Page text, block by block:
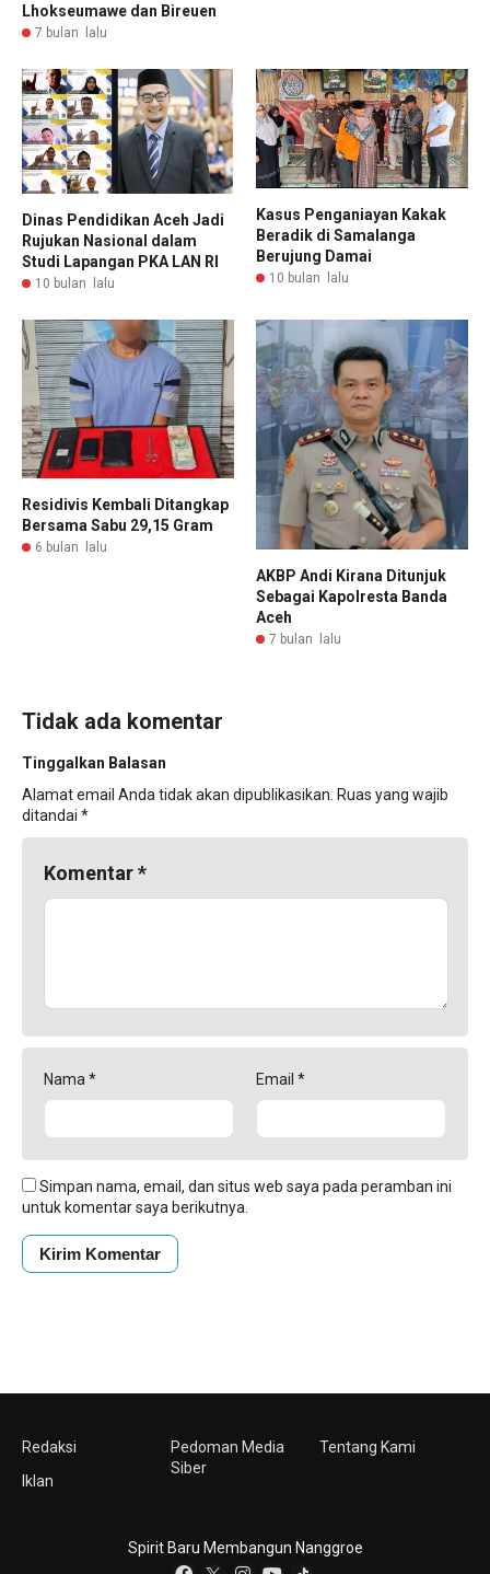
Lhokseumawe dan Bireuen
7 bulan lalu
Dinas Pendidikan Aceh Jadi
Rujukan Nasional dalam
Studi Lapangan PKA LAN RI
10 bulan lalu
Kasus Penganiayan Kakak
Beradik di Samalanga
Berujung Damai
10 bulan lalu
Residivis Kembali Ditangkap
Bersama Sabu 29,15 Gram
6 bulan lalu
AKBP Andi Kirana Ditunjuk
Sebagai Kapolresta Banda
Aceh
7 bulan lalu
Tidak ada komentar
Tinggalkan Balasan
Alamat email Anda tidak akan dipublikasikan. Ruas yang wajib
ditandai *
Komentar*
Nama* Email *
Simpan nama, email, dan situs web saya pada peramban ini
untuk komentar saya berikutnya.
Redaksi
Iklan
Pedoman Media
Siber
Tentang Kami
Spirit Baru Membangun Nanggroe